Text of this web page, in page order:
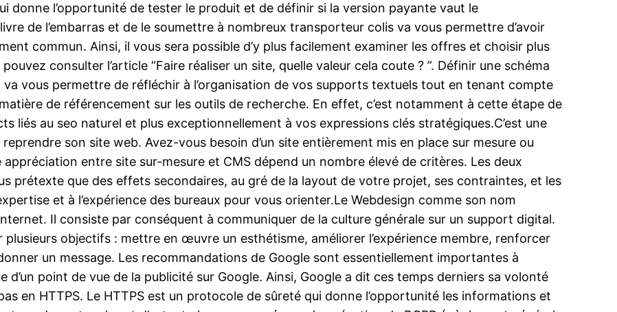
donne l’opportunité de tester le produit et de définir si la version payante vaut le
de l’embarras et de le soumettre à nombreux transporteur colis va vous permettre d’avoir
commun. Ainsi, il vous sera possible d’y plus facilement examiner les offres et choisir plus
consulter l’article “Faire réaliser un site, quelle valeur cela coute ? ”. Définir une schéma
vous permettre de réfléchir à l’organisation de vos supports textuels tout en tenant compte
de référencement sur les outils de recherche. En effet, c’est notamment à cette étape de
liés au seo naturel et plus exceptionnellement à vos expressions clés stratégiques.C’est une
son site web. Avez-vous besoin d’un site entièrement mis en place sur mesure ou
entre site sur-mesure et CMS dépend un nombre élevé de critères. Les deux
prétexte que des effets secondaires, au gré de la layout de votre projet, ses contraintes, et les
et à l’expérience des bureaux pour vous orienter.Le Webdesign comme son nom
Il consiste par conséquent à communiquer de la culture générale sur un support digital.
objectifs : mettre en œuvre un esthétisme, améliorer l’expérience membre, renforcer
un message. Les recommandations de Google sont essentiellement importantes à
point de vue de la publicité sur Google. Ainsi, Google a dit ces temps derniers sa volonté
en HTTPS. Le HTTPS est un protocole de sûreté qui donne l’opportunité les informations et